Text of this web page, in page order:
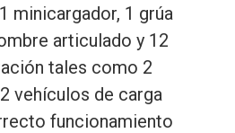
minicargador, 1 grúa
articulado y 12
tales como 2
vehículos de carga
funcionamiento